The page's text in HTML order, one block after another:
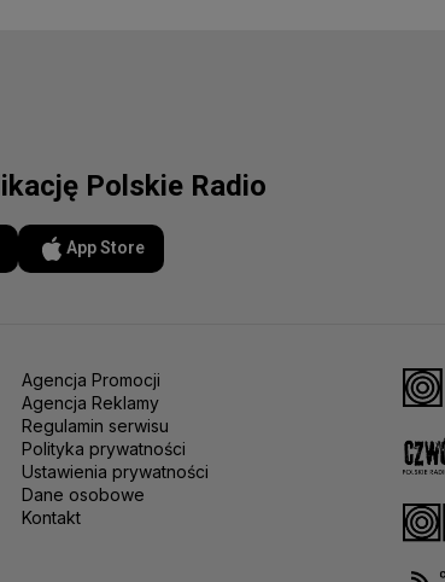
Polskie Radio
App Store
Agencja Promocji
Agencja Reklamy
Regulamin serwisu
Polityka prywatności
Ustawienia prywatności
Dane osobowe
Kontakt